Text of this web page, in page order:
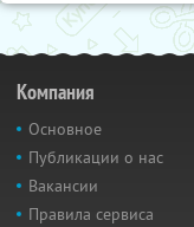
Компания
Основное
Публикации о нас
Вакансии
Правила сервиса